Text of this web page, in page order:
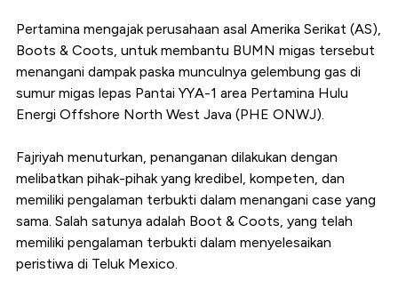
Pertamina mengajak perusahaan asal Amerika Serikat (AS),
Boots & Coots, untuk membantu BUMN migas tersebut
menangani dampak paska munculnya gelembung gas di
sumur migas lepas Pantai YYA-1 area Pertamina Hulu
Energi Offshore North West Java (PHE ONWJ).
Fajriyah menuturkan, penanganan dilakukan dengan
melibatkan pihak-pihak yang kredibel, kompeten, dan
memiliki pengalaman terbukti dalam menangani case yang
sama. Salah satunya adalah Boot & Coots, yang telah
memiliki pengalaman terbukti dalam menyelesaikan
peristiwa di Teluk Mexico.